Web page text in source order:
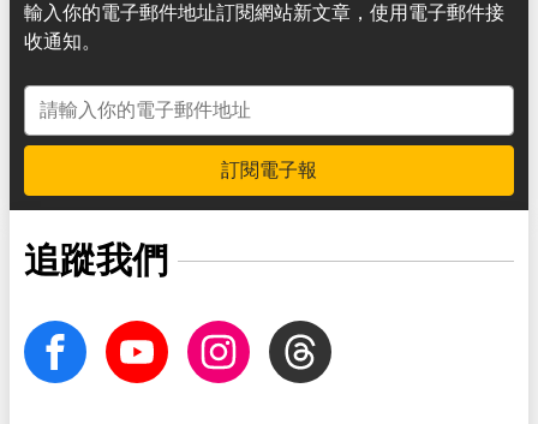
輸入你的電子郵件地址訂閱網站新文章，使用電子郵件接
收通知。
電子郵件地址
訂閱電子報
追蹤我們
facebook Youtube InstagramThreads